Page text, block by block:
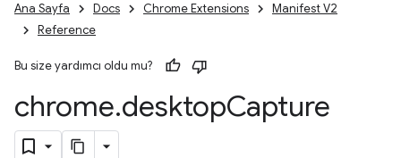
Ana Sayfa Docs Chrome Extensions
Manifest V2
Reference
Bu size yardımcı oldu mu?
chrome.desktopCapture